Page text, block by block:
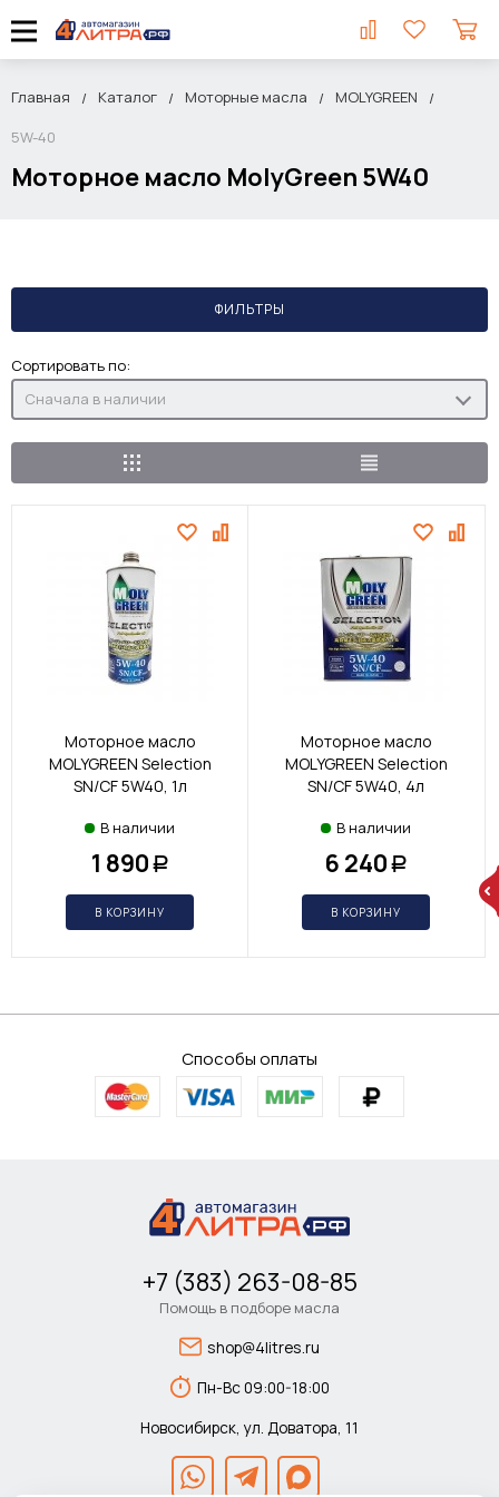
Главная Каталог Моторные масла
MOLYGREEN
5W-40
Моторное масло MolyGreen 5W40
ФИЛЬТРЫ
Сортировать по:
Сначала в наличии
Моторное масло
MOLYGREEN Selection
SN/CF 5W40, 1л
В наличии
1 890 Р
В КОРЗИНУ
Моторное масло
MOLYGREEN Selection
SN/CF 5W40, 4л
В наличии
6 240 Р
В КОРЗИНУ
Способы оплаты
+7 (383) 263-08-85
Помощь в подборе масла
shop@4litres.ru
Пн-Вс 09:00-18:00
Новосибирск, ул. Доватора, 11